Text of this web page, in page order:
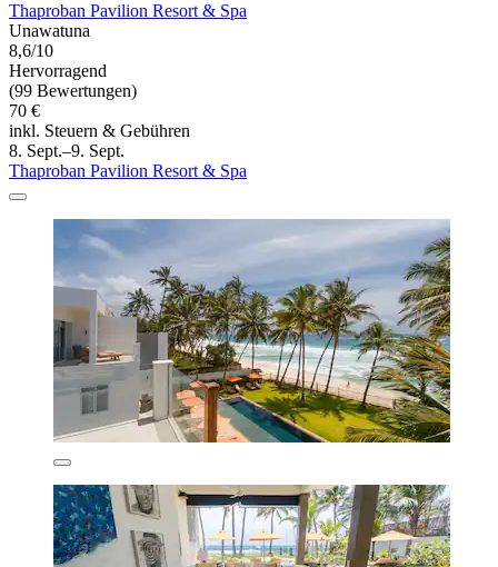
Thaproban Pavilion Resort & Spa
Unawatuna
8,6/10
Hervorragend
(99 Bewertungen)
70 €
inkl. Steuern & Gebühren
8. Sept.–9. Sept.
Thaproban Pavilion Resort & Spa